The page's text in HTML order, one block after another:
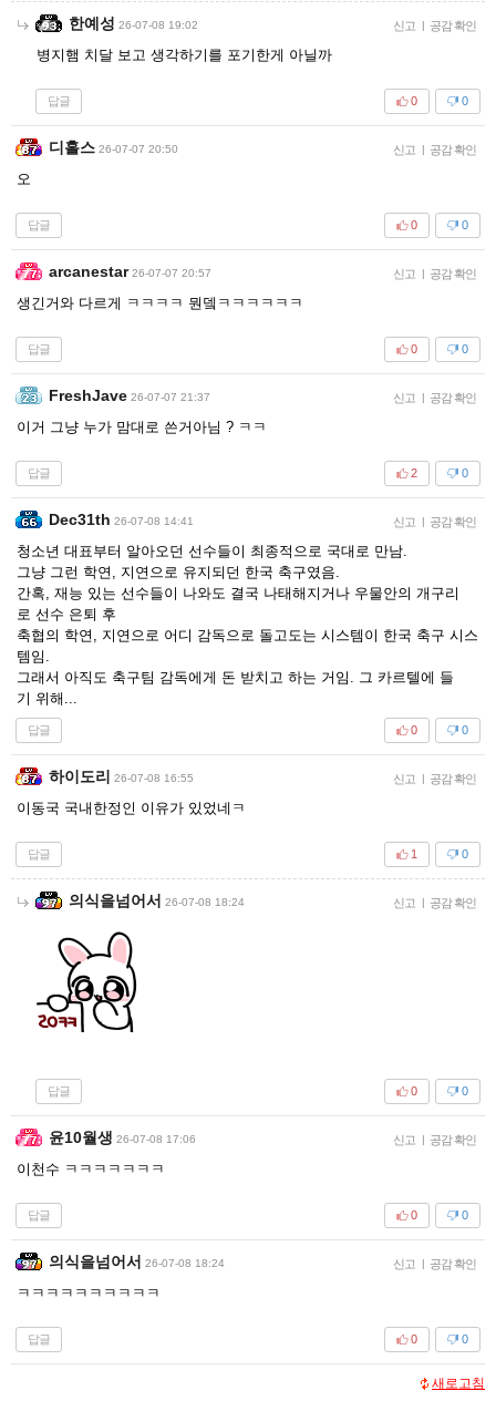
한예성 26-07-08 19:02 신고 | 공감 확인
병지햄 치달 보고 생각하기를 포기한게 아닐까
답글 0
0
디홀스 26-07-07 20:50 신고 | 공감 확인
오
답글 0
0
arcanestar 26-07-07 20:57 신고 | 공감 확인
생긴거와 다르게 ㅋㅋㅋㅋ 뭔뎈ㅋㅋㅋㅋㅋㅋ
답글 0
0
FreshJave 26-07-07 21:37 신고 | 공감 확인
이거 그냥 누가 맘대로 쓴거아님 ? ㅋㅋ
답글 0
2
Dec31th 26-07-08 14:41 신고 | 공감 확인
청소년 대표부터 알아오던 선수들이 최종적으로 국대로 만남.
그냥 그런 학연, 지연으로 유지되던 한국 축구였음.
간혹, 재능 있는 선수들이 나와도 결국 나태해지거나 우물안의 개구리
로 선수 은퇴 후
축협의 학연, 지연으로 어디 감독으로 돌고도는 시스템이 한국 축구 시스
템임.
그래서 아직도 축구팀 감독에게 돈 받치고 하는 거임. 그 카르텔에 들
기 위해...
답글 0
0
하이도리 26-07-08 16:55 신고 | 공감 확인
이동국 국내한정인 이유가 있었네ㅋ
답글 0
1
의식을넘어서 26-07-08 18:24 신고 | 공감 확인
답글 0
0
윤10월생 26-07-08 17:06 신고 | 공감 확인
이천수 ㅋㅋㅋㅋㅋㅋㅋ
답글 0
0
의식을넘어서 26-07-08 18:24 신고 | 공감 확인
ㅋㅋㅋㅋㅋㅋㅋㅋㅋㅋ
답글 0
0
새로고침